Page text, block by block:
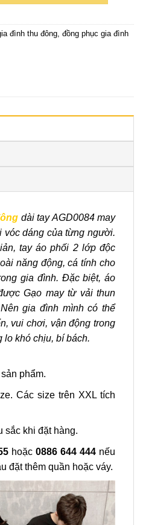
đình thu đông đồng phục gia đình
dài tay AGD0084 may
vóc dáng của từng người.
tay áo phối 2 lớp độc
năng động, cá tính cho
gia đình. Đặc biệt, áo
Gạo may từ vải thun
gia đình mình có thể
vui chơi, vận động trong
lo khó chịu, bí bách.
phẩm.
Các size trên XXL tích
sắc khi đặt hàng.
hoặc0886 644 444 nếu
đặt thêm quần hoặc váy.